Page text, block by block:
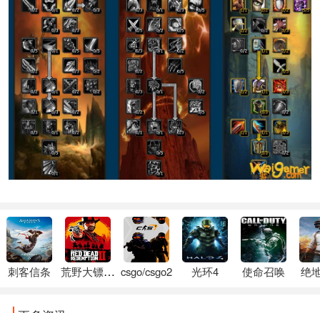
刺客信条 荒野大镖客2 csgo/csgo2 光环4 使命召唤 绝